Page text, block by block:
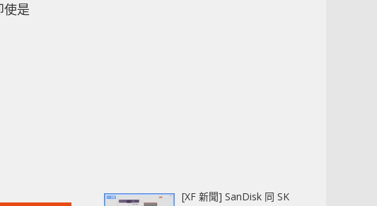
使是
[XF 新聞] SanDisk 同 SK